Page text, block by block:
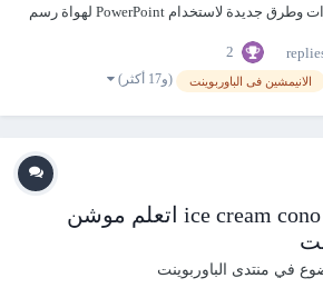
العرض التقديمي يوجد أدوات وطرق جديدة لاستخدام PowerPoint لهواة رسم
2
الانيمشين فى الباوربوينت (و17 أكثر)
ايس كريم كونو ice cream cono l اتعلم موشن
في منتدى الباوربوينت